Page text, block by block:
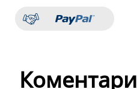
Коментари